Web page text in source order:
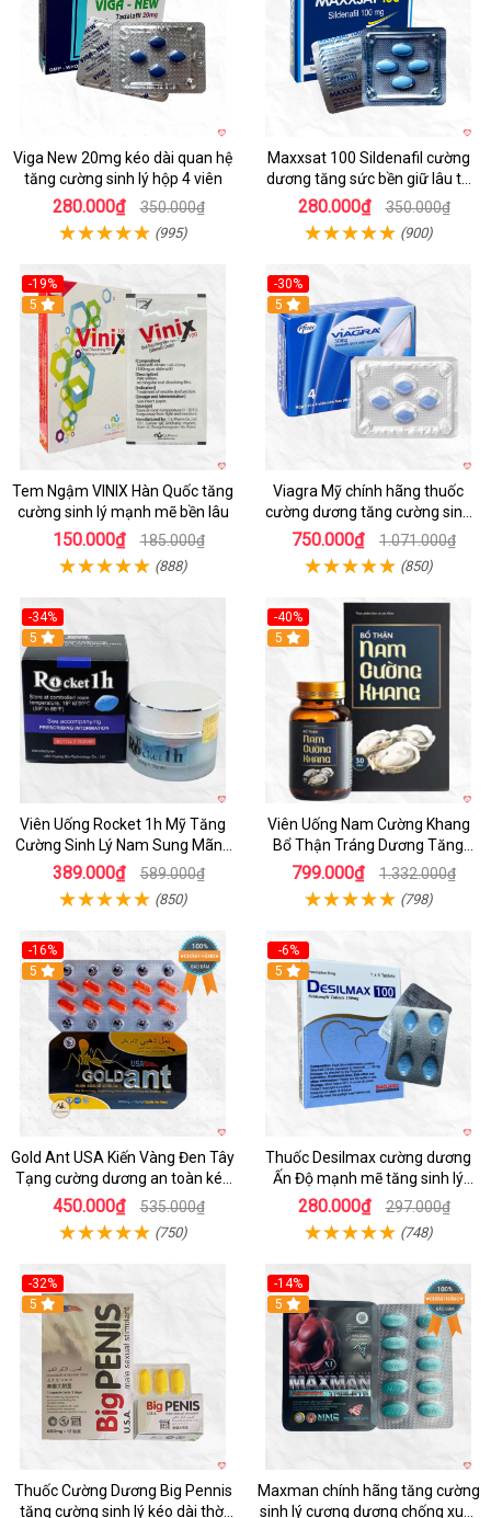
Viga New 20mg kéo dài quan hệ
tăng cường sinh lý hộp 4 viên
280.000₫ 350.000₫
(995)
Maxxsat 100 Sildenafil cường
dương tăng sức bền giữ lâu tự
tin phái mạnh
280.000₫ 350.000₫
(900)
-19%
5
Tem Ngậm VINIX Hàn Quốc tăng
cường sinh lý mạnh mẽ bền lâu
150.000₫ 185.000₫
(888)
-30%
5
Viagra Mỹ chính hãng thuốc
cường dương tăng cường sinh
lực kéo dài
750.000₫ 1.071.000₫
(850)
-34%
5
Viên Uống Rocket 1h Mỹ Tăng
Cường Sinh Lý Nam Sung Mãnh
Cương Dương
389.000₫ 589.000₫
(850)
-40%
5
Viên Uống Nam Cường Khang
Bổ Thận Tráng Dương Tăng
Cường Sinh Lý Nam
799.000₫ 1.332.000₫
(798)
-16%
5
Gold Ant USA Kiến Vàng Đen Tây
Tạng cường dương an toàn kéo
dài
450.000₫ 535.000₫
(750)
-6%
5
Thuốc Desilmax cường dương
Ấn Độ mạnh mẽ tăng sinh lý
nhanh
280.000₫ 297.000₫
(748)
-32%
5
Thuốc Cường Dương Big Pennis
tăng cường sinh lý kéo dài thời
-14%
Hot
5
Maxman chính hãng tăng cường
sinh lý cương dương chống xuất